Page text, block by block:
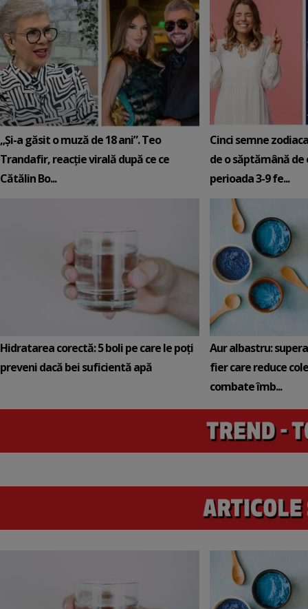
„Și-a găsit o muză de 18 ani”. Teo
Trandafir, reacție virală după ce ce
Cătălin Bo...
Cinci semne
de o săptămână de
perioada 3-9 fe...
Hidratarea corectă: 5 boli pe care le poți
preveni dacă bei suficientă apă
Aur albastru:
fier care reduce
combate îmb...